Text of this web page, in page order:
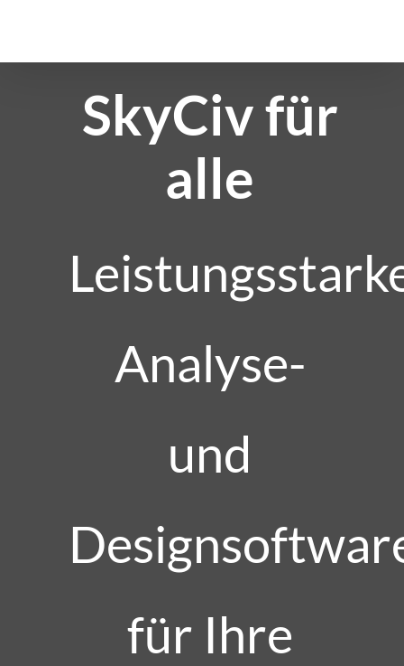
springen
SkyCiv für
alle
Analyse-
und
für Ihre